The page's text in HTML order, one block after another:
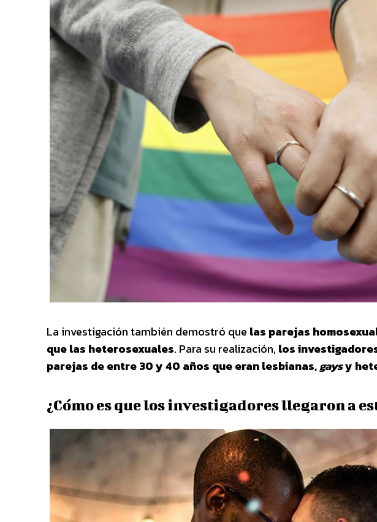
La investigación también demostró que las parejas
que las heterosexuales. Para su realización, los
parejas de entre 30 y 40 años que eran lesbianas,gaysy
¿Cómo es que los investigadores llegaron a